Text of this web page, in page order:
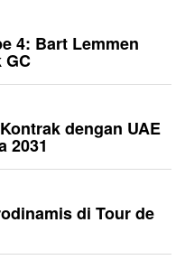
4: Bart Lemmen
GC
dengan UAE
2031
di Tour de